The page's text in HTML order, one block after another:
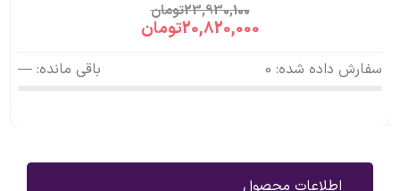
23,930,100تومان
20,820,000تومان
سفارش داده شده: 0 باقی مانده: —
اطلاعات محصول